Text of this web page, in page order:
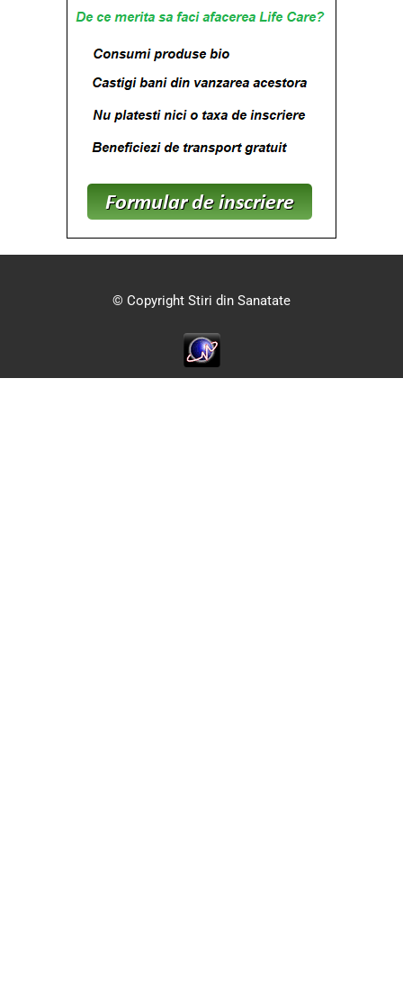
© Copyright Stiri din Sanatate